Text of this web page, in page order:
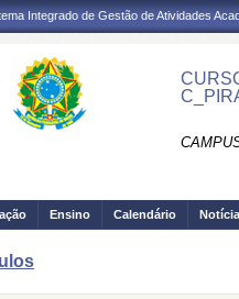
Integrado de Gestão de Atividades
Ensino Calendário